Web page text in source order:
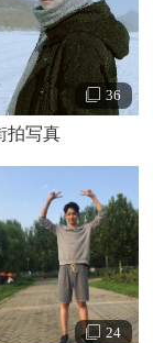
36
拍写真
24